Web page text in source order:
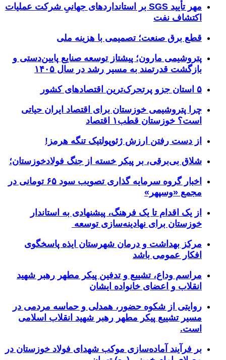
مهر تأیید SGS بر استانداردهای جهانیِ شرکت عملیات
اکتشاف نفت
قطع برق صنعت؛ تصمیمی با هزینه ملی
پتروشیمی مارون؛ پیشتاز توسعه صنایع پایین‌دستی و
بازگشت قدرتمند به مسیر رشد در سال ۱۴۰۵
۵ استان جزو پرتحرک‌ترین اقتصاد‌های کشور
چرا پتروشیمی خوزستان برای اقتصاد ایران حیاتی
است؟ خوزستان قطب۱ اقتصاد
از دست رفتن ارزش ژئوپولتیک تنگه هرمز!
شلاق‌ بی‌برقی، بر پیکر خسته‌ از جنگ فولادخوزستان؛
اخبار گروه سرمایه گذاری تصویب سود ۶۵ تومانی در
مجمع «وسپهر»
از یک اقدام تا یک فرهنگ، پیشنهادی به استاندار
خوزستان برای نهادینه‌سازی توسعه
مرکز بهداشت و درمان شهرستان ایذه پاسخگوی
افکار عمومی باشد
مراسم وداع، تشییع و تدفین پیکر مطهر رهبر شهید
انقلاب و اعضای خانواده ایشان
روایتی از شکوه حضور، همدلی و حماسه مردمی در
مسیر تشییع پیکر مطهر رهبر شهید انقلاب اسلامی
است.
بر فرآیند آماده‌سازی موکب شهدای فولاد خوزستان در